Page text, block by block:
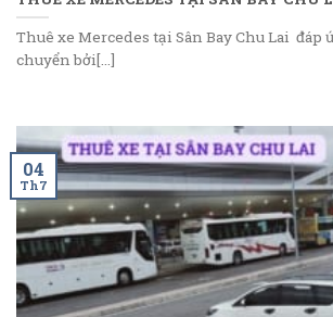
Thuê xe Mercedes tại Sân Bay Chu Lai đáp
chuyển bởi[...]
04
Th7